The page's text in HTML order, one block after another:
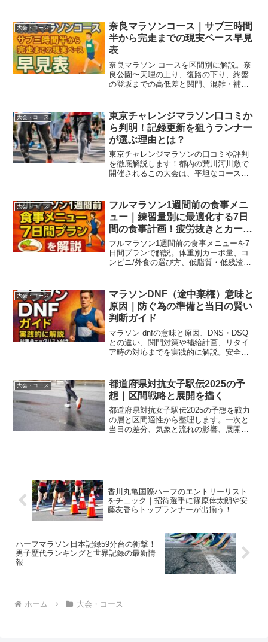
100倍楽しむための重要情報を事前にチェ
ックして当日に備えましょう。
大会・コース
奈良マラソンコース｜サブ三時間
半から完走までの現実ペース早見
表
奈良マラソン コースを区間別に解説。奈
良公園〜天理の上り、復路の下り、終盤
の登坂までの高低差と関門、混雑・補
大会・コース
東京チャレンジマラソン口コミか
ら判明！記録更新を狙うランナー
が選ぶ理由とは？
東京チャレンジマラソンの口コミや評判
を徹底解説します！都内の荒川河川敷で
開催されるこの大会は、平坦なコースで
とに、コース攻略法や当日の注意点、さ
らには準備すべき持ち物まで詳しく紹介
するのでぜひ参考にしてください。
大会・コース
フルマラソン1週間前の食事メニ
ュー｜練習量別に最適化する7日
間の食事計画！疲労抜きとカーボ
ローディングの黄金比
フルマラソン1週間前の食事メニューを7
日間プランで解説。体重別カーボ量、コ
ンビニ/外食の選び方、低脂質・低残渣の
大会・コース
マラソンDNF（途中棄権）意味と
原因｜防ぐ為の準備と当日の賢い
判断ガイド
マラソン dnfの意味と原因、DNS・DSQ
との違い、関門対策や補給計画、リタイ
ア時の対応までを実践的に解説。安全第
大会・コース
都道府県対抗女子駅伝2025の予
想｜区間戦略と展開を描く
都道府県対抗女子駅伝2025の予想を戦力
の層と区間適性から整理します。一次と
当日の差分、気象と流れの影響、展開シ
香川丸亀国際ハーフのエントリーリスト
をチェック｜招待選手に篠原倖太朗や安
藤友香らトップランナーが出揃う！
ハーフマラソン日本記録59分台の衝撃！
男子歴代ランキングと世界記録の最新情
報
ホーム 大会・コース